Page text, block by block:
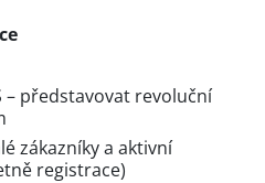
– představovat revoluční
zákazníky a aktivní
registrace)